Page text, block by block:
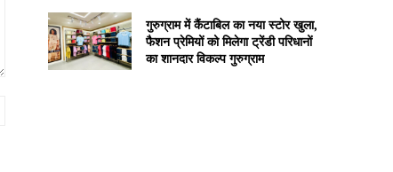
गुरुग्राम में कैंटाबिल का नया स्टोर खुला,
फैशन प्रेमियों को मिलेगा ट्रेंडी परिधानों
का शानदार विकल्प गुरुग्राम